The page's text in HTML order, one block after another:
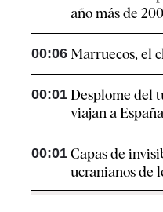
año más de
00:06 Marruecos, el
00:01 Desplome del
viajan a
00:01 Capas de
ucranianos de